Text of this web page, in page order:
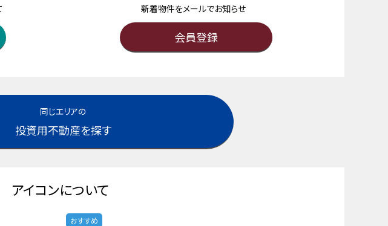
新着物件をメールでお知らせ
会員登録
同じエリアの
投資用不動産を探す
アイコンについて
おすすめ